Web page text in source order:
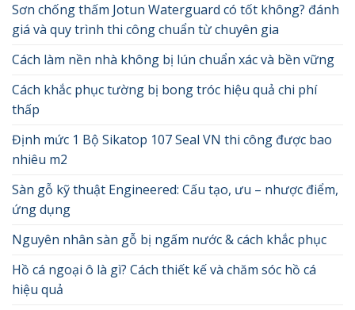
Sơn chống thấm Jotun Waterguard có tốt không? đánh
giá và quy trình thi công chuẩn từ chuyên gia
Cách làm nền nhà không bị lún chuẩn xác và bền vững
Cách khắc phục tường bị bong tróc hiệu quả chi phí
thấp
Định mức 1 Bộ Sikatop 107 Seal VN thi công được bao
nhiêu m2
Sàn gỗ kỹ thuật Engineered: Cấu tạo, ưu – nhược điểm,
ứng dụng
Nguyên nhân sàn gỗ bị ngấm nước & cách khắc phục
Hồ cá ngoại ô là gì? Cách thiết kế và chăm sóc hồ cá
hiệu quả